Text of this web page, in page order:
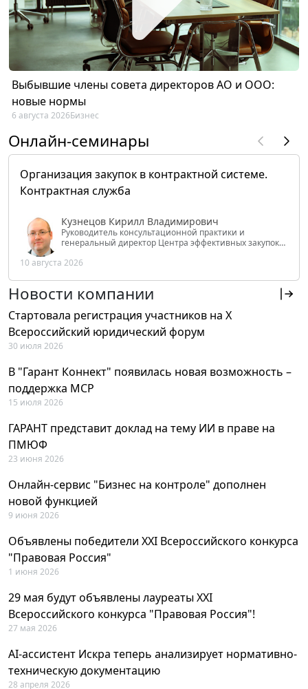
Выбывшие члены совета директоров АО и ООО:
новые нормы
6 августа 2026Бизнес
Онлайн-семинары
Организация закупок в контрактной системе.
Контрактная служба
Кузнецов Кирилл Владимирович
Руководитель консультационной практики и
генеральный директор Центра эффективных закупок
РФ
10 августа 2026
Новости компании
Стартовала регистрация участников на X
Всероссийский юридический форум
30 июля 2026
В "Гарант Коннект" появилась новая возможность –
поддержка MCP
15 июля 2026
ГАРАНТ представит доклад на тему ИИ в праве на
ПМЮФ
23 июня 2026
Онлайн-сервис "Бизнес на контроле" дополнен
новой функцией
9 июня 2026
Объявлены победители XXI Всероссийского конкурса
"Правовая Россия"
1 июня 2026
29 мая будут объявлены лауреаты XXI
Всероссийского конкурса "Правовая Россия"!
27 мая 2026
AI-ассистент Искра теперь анализирует нормативно-
техническую документацию
28 апреля 2026